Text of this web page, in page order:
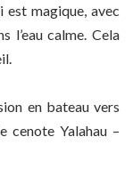
est magique, avec
l’eau calme. Cela
en bateau vers
cenote Yalahau –